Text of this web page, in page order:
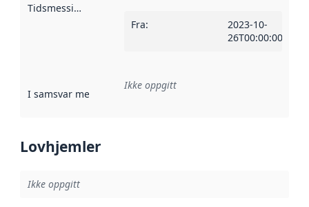
Tidsmessig avgrensning
Fra:
2023-10-
26T00:00:00Z
I samsvar med Referanse til en implementasjonsregel
Ikke oppgitt
Lovhjemler
Ikke oppgitt